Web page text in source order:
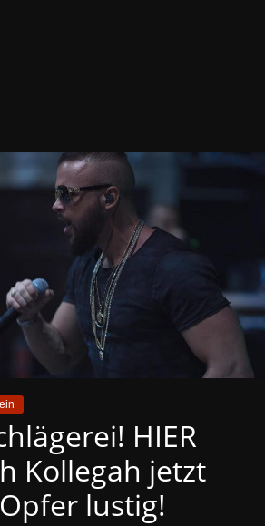
HIER
Kollegah jetzt
lustig!